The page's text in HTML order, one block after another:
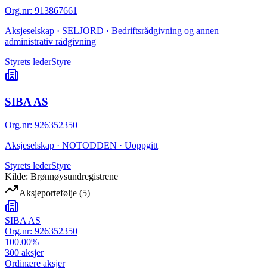
Org.nr: 913867661
Aksjeselskap · SELJORD · Bedriftsrådgivning og annen
administrativ rådgivning
Styrets lederStyre
SIBA AS
Org.nr: 926352350
Aksjeselskap · NOTODDEN · Uoppgitt
Styrets lederStyre
Kilde: Brønnøysundregistrene
Aksjeportefølje (5)
SIBA AS
Org.nr: 926352350
100.00%
300 aksjer
Ordinære aksjer